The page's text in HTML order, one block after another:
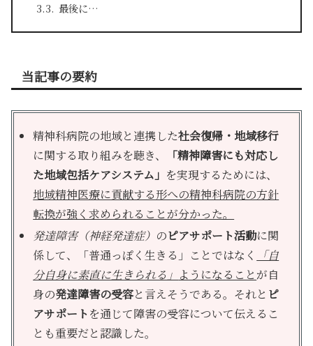
最後に…
当記事の要約
精神科病院の地域と連携した社会復帰・地域移行
に関する取り組みを聴き、
「精神障害にも対応し
た地域包括ケアシステム」 を実現するためには、
地域精神医療に貢献する形への精神科病院の方針
転換が強く求められることが分かった。
発達障害（神経発達症） のピアサポート活動に関
係して、「普通っぽく生きる」ことではなく
「自
分自身に素直に生きられる」 ようになることが自
身の発達障害の受容と言えそうである。それと ピ
アサポート を通じて障害の受容について伝えるこ
とも重要だと認識した。